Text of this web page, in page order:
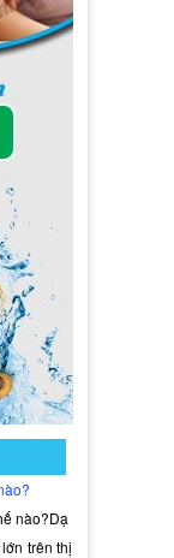
Dạ
trên thị